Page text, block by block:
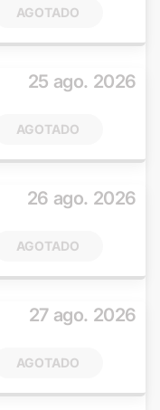
AGOTADO
25 ago. 2026
AGOTADO
26 ago. 2026
AGOTADO
27 ago. 2026
AGOTADO